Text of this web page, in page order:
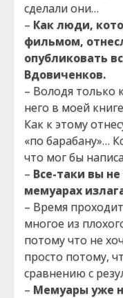
сделали они…
– Как люди,
фильмом,
опубликовать
Вдовиченков.
– Володя только
него в моей
Как к этому
«по барабану»…
что мог бы
– Все-таки вы
мемуарах
– Время
многое из
потому что не
просто потому,
сравнению с
– Мемуары уже